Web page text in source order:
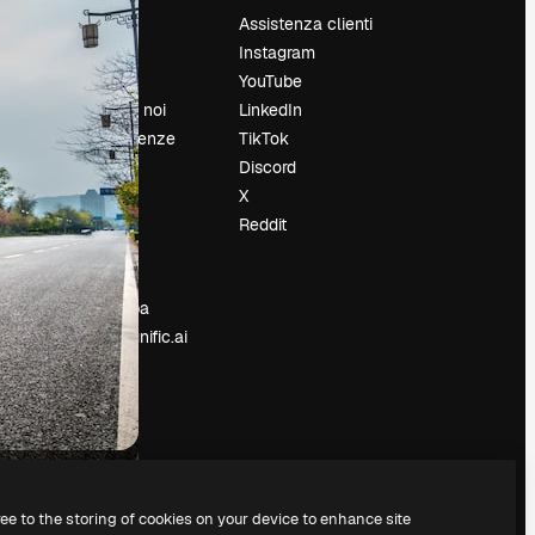
Prezzi
Chi siamo
Recensioni
Lavora con noi
Cerca tendenze
Blog
Eventi
Slidesgo
Vendi i tuoi
contenuti
Sala stampa
Cerchi magnific.ai
Assistenza clienti
Instagram
YouTube
LinkedIn
TikTok
Discord
X
Reddit
to the storing of cookies on your device to enhance site